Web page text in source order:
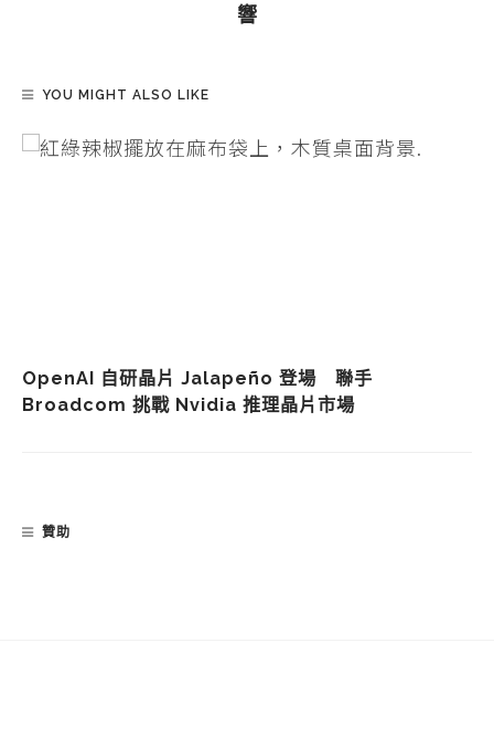
響
YOU MIGHT ALSO LIKE
OpenAI 自研晶片 Jalapeño 登場 聯手
Broadcom 挑戰 Nvidia 推理晶片市場
贊助